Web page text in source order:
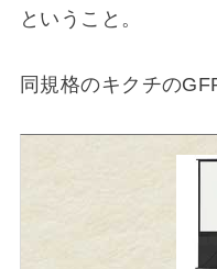
ということ。
同規格のキクチの